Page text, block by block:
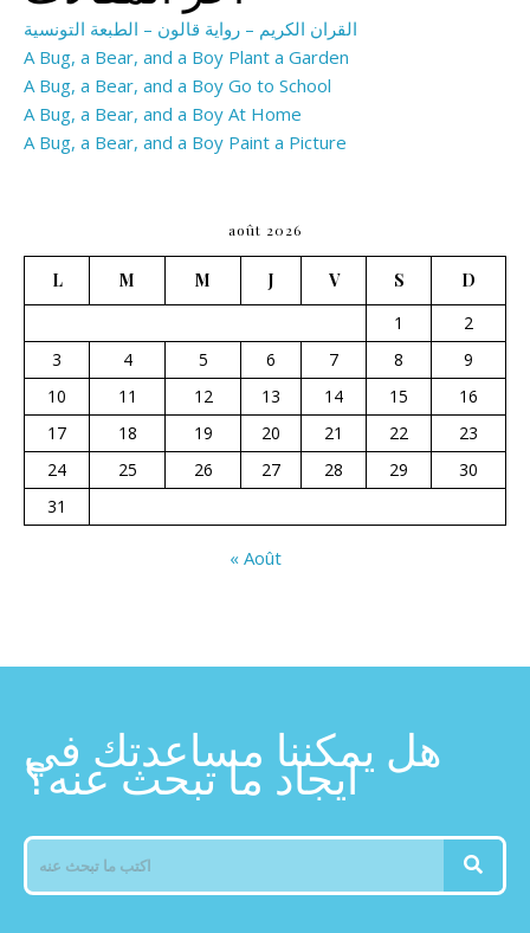
القران الكريم – رواية قالون – الطبعة التونسية
A Bug, a Bear, and a Boy Plant a Garden
A Bug, a Bear, and a Boy Go to School
A Bug, a Bear, and a Boy At Home
A Bug, a Bear, and a Boy Paint a Picture
août 2026
L M M J V S
D
1
2
3
4 5 6 7 8
9
10
11 12 13 14 15
16
17
18 19 20 21 22
23
24
25 26 27 28 29
30
31
« Août
هل يمكننا مساعدتك في
ايجاد ما تبحث عنه؟